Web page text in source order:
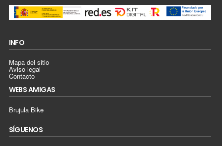
INFO
Mapa del sitio
Aviso legal
Contacto
WEBS AMIGAS
Brujula Bike
SÍGUENOS